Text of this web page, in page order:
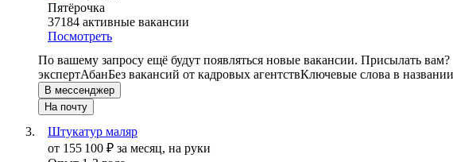
Пятёрочка
37184 активные вакансии
Посмотреть
По вашему запросу ещё будут появляться новые вакансии. Присылать вам?
экспертАбанБез вакансий от кадровых агентствКлючевые слова в
В мессенджер
На почту
Штукатур маляр
от 155 100 ₽ за месяц, на руки